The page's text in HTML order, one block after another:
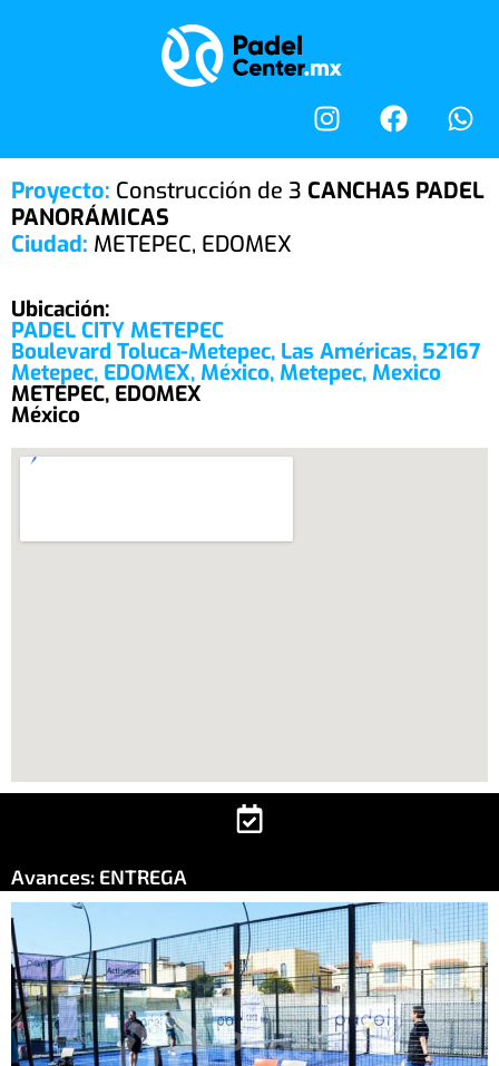
Proyecto: Construcción de 3 CANCHAS PADEL
PANORÁMICAS
Ciudad: METEPEC, EDOMEX
Ubicación:
PADEL CITY METEPEC
Boulevard Toluca-Metepec, Las Américas, 52167
Metepec, EDOMEX, México, Metepec, Mexico
METEPEC, EDOMEX
México
Avances: ENTREGA